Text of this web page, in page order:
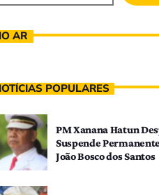
AR
POPULARES
PM Xanana Hatun
Suspende
João Bosco dos Santos